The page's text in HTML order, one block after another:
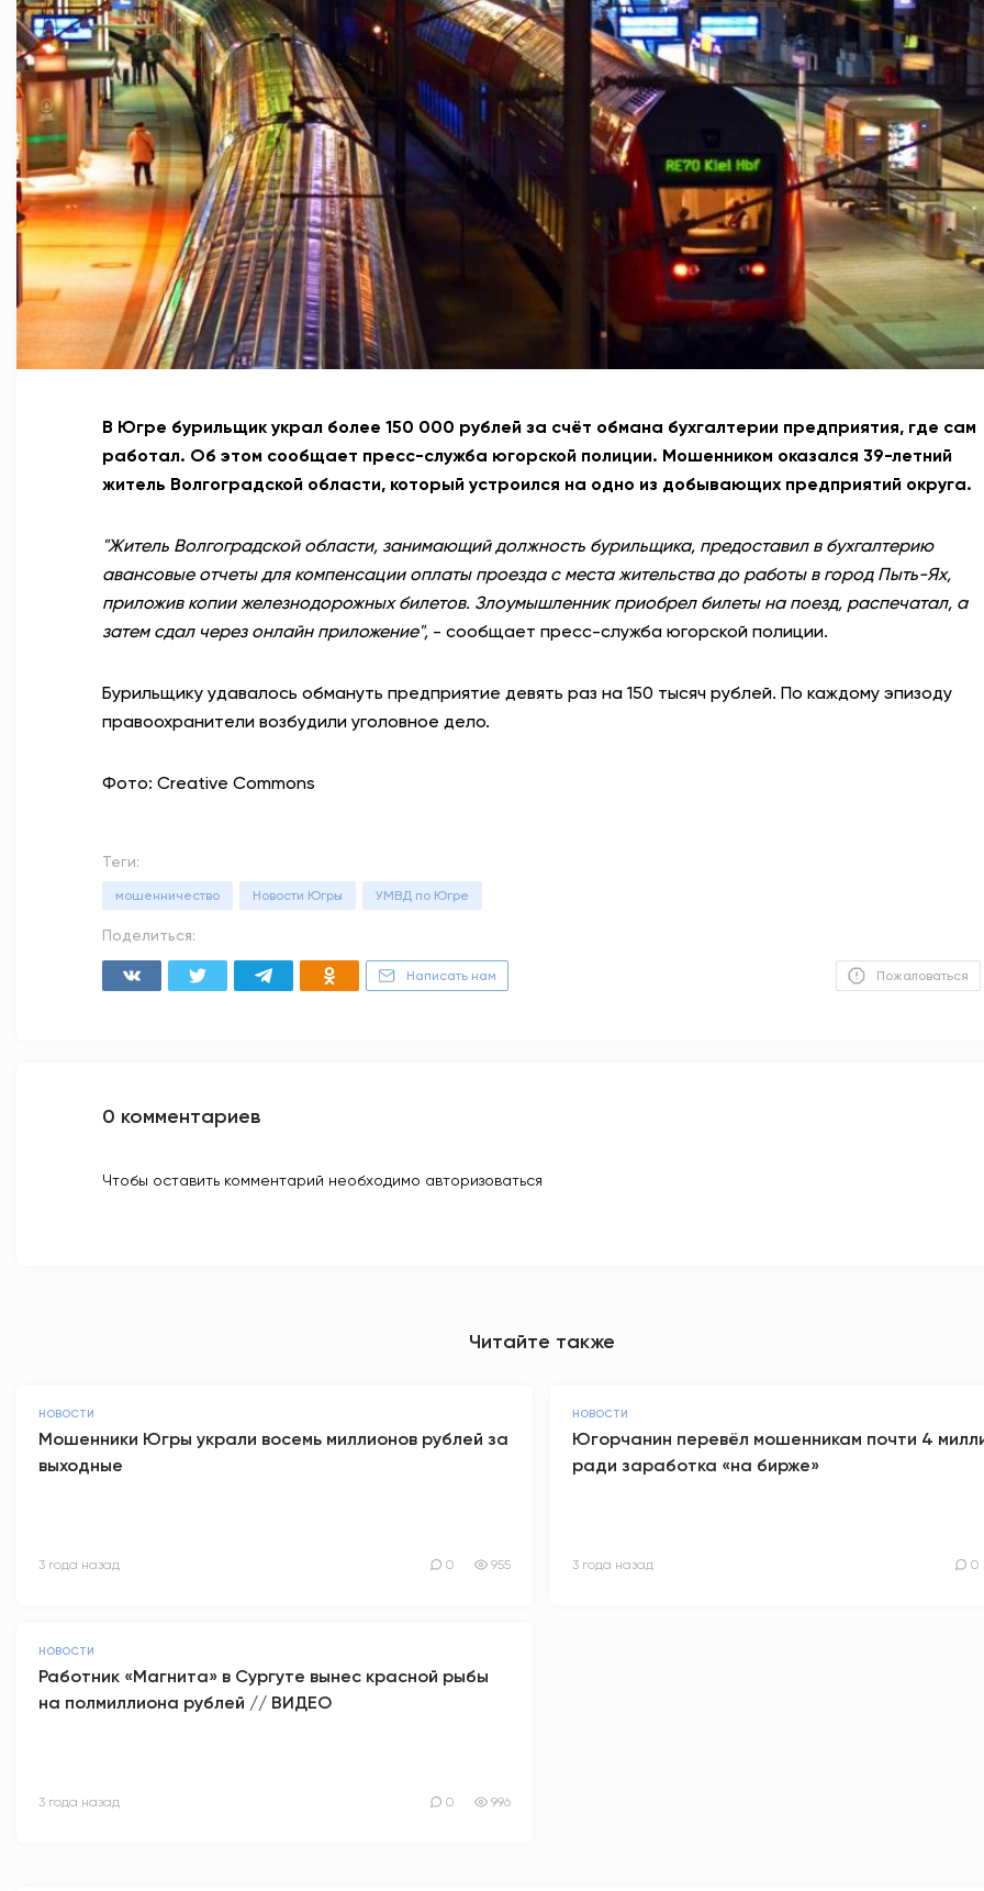
АНТИТЕРРОР
НОВОСТИ
ОФИЦИАЛЬНО
82,17 94,84
Вход / Регистрация
В Югре бурильщик украл более 150 000 рублей за счёт обмана бухгалтерии предприятия, где сам
работал. Об этом сообщает пресс-служба югорской полиции. Мошенником оказался 39-летний
житель Волгоградской области, который устроился на одно из добывающих предприятий округа.
"Житель Волгоградской области, занимающий должность бурильщика, предоставил в бухгалтерию
авансовые отчеты для компенсации оплаты проезда с места жительства до работы в город Пыть-Ях,
приложив копии железнодорожных билетов. Злоумышленник приобрел билеты на поезд, распечатал, а
затем сдал через онлайн приложение", - сообщает пресс-служба югорской полиции.
Бурильщику удавалось обмануть предприятие девять раз на 150 тысяч рублей. По каждому эпизоду
правоохранители возбудили уголовное дело.
Фото: Creative Commons
Теги:
мошенничество Новости Югры УМВД по Югре
Поделиться:
Написать нам Пожаловаться
0 комментариев
Чтобы оставить комментарий необходимо авторизоваться
Читайте также
НОВОСТИ
Мошенники Югры украли восемь миллионов рублей за
выходные
3 года назад 0 955
НОВОСТИ
Югорчанин перевёл мошенникам почти 4
ради заработка «на бирже»
3 года назад 0
НОВОСТИ
Работник «Магнита» в Сургуте вынес красной рыбы
на полмиллиона рублей // ВИДЕО
3 года назад 0 996